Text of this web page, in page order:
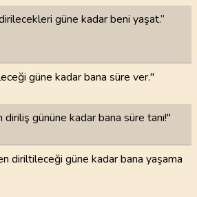
güne kadar beni yaşat.”
güne kadar bana süre ver."
gününe kadar bana süre tanı!"
diriltileceği güne kadar bana yaşama